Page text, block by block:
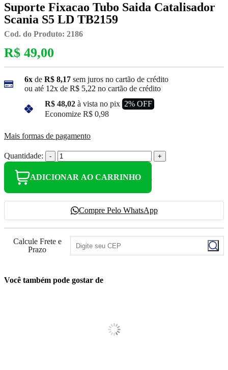
Suporte Fixacao Tubo Saida Catalisador
Scania S5 LD TB2159
Cod. do Produto: 2186
R$ 49,00
6x de R$ 8,17 sem juros no cartão de crédito
ou até 12x de R$ 5,22 no cartão de crédito
R$ 48,02 à vista no pix 2% OFF
Economize R$ 0,98
Mais formas de pagamento
Quantidade: - +
ADICIONAR AO CARRINHO
Compre Pelo WhatsApp
Calcule Frete e
Prazo
Você também pode gostar de